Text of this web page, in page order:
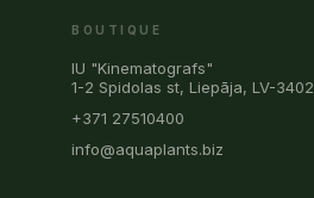
BOUTIQUE
IU "Kinematografs"
1-2 Spidolas st, Liepāja, LV-3402
+371 27510400
info@aquaplants.biz